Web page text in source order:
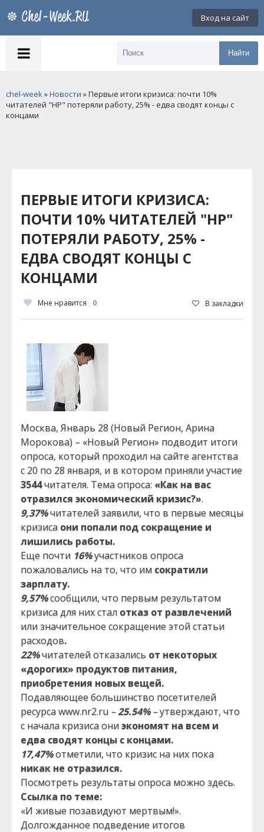
Вход на сайт
Найти
chel-week»Новости » Первые итоги кризиса: почти 10%
читателей "НР" потеряли работу, 25% - едва сводят концы с
концами
ПЕРВЫЕ ИТОГИ КРИЗИСА:
ПОЧТИ 10% ЧИТАТЕЛЕЙ "НР"
ПОТЕРЯЛИ РАБОТУ, 25% -
ЕДВА СВОДЯТ КОНЦЫ С
КОНЦАМИ
Мне нравится 0 В закладки
Москва, Январь 28 (Новый Регион, Арина
Морокова) – «Новый Регион» подводит итоги
опроса, который проходил на сайте агентства
с 20 по 28 января, и в котором приняли участие
3544читателя. Тема опроса: «Как на вас
отразился экономический кризис?».
9,37%читателей заявили, что в первые месяцы
кризиса они попали под сокращение и
лишились работы.
Еще почти 16%участников опроса
пожаловались на то, что им сократили
зарплату.
9,57%сообщили, что первым результатом
кризиса для них стал отказ от развлечений
или значительное сокращение этой статьи
расходов.
22%читателей отказались от некоторых
«дорогих» продуктов питания,
приобретения новых вещей.
Подавляющее большинство посетителей
ресурса www.nr2.ru –25.54%–утверждают, что
с начала кризиса ониэкономят на всем и
едва сводят концы с концами.
17,47%отметили, что кризис на них пока
никак не отразился.
Посмотреть результаты опроса можно здесь.
Ссылка по теме:
«И живые позавидуют мертвым!».
Долгожданное подведение итогов